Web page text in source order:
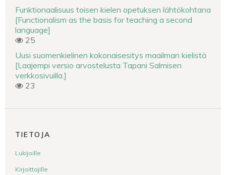
Funktionaalisuus toisen kielen opetuksen lähtökohtana
[Functionalism as the basis for teaching a second
language]
25
Uusi suomenkielinen kokonaisesitys maailman kielistä
[Laajempi versio arvostelusta Tapani Salmisen
verkkosivuilla.]
23
TIETOJA
Lukijoille
Kirjoittajille